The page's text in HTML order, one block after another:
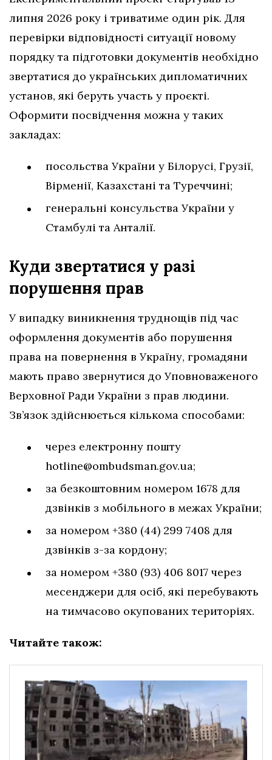
липня 2026 року і триватиме один рік. Для
перевірки відповідності ситуації новому
порядку та підготовки документів необхідно
звертатися до українських дипломатичних
установ, які беруть участь у проєкті.
Оформити посвідчення можна у таких
закладах:
посольства України у Білорусі, Грузії,
Вірменії, Казахстані та Туреччині;
генеральні консульства України у
Стамбулі та Анталії.
Куди звертатися у разі
порушення прав
У випадку виникнення труднощів під час
оформлення документів або порушення
права на повернення в Україну, громадяни
мають право звернутися до Уповноваженого
Верховної Ради України з прав людини.
Зв’язок здійснюється кількома способами:
через електронну пошту
hotline@ombudsman.gov.ua;
за безкоштовним номером 1678 для
дзвінків з мобільного в межах України;
за номером +380 (44) 299 7408 для
дзвінків з-за кордону;
за номером +380 (93) 406 8017 через
месенджери для осіб, які перебувають
на тимчасово окупованих територіях.
Читайте також: